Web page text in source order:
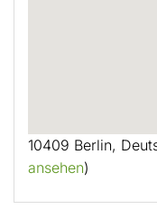
10409 Berlin,
ansehen)